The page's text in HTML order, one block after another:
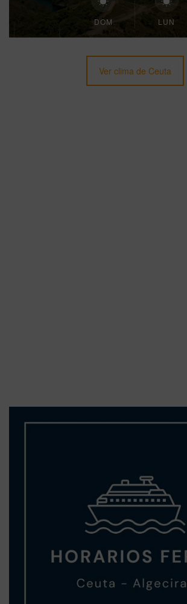
DOM LUN
Ver clima de Ceuta